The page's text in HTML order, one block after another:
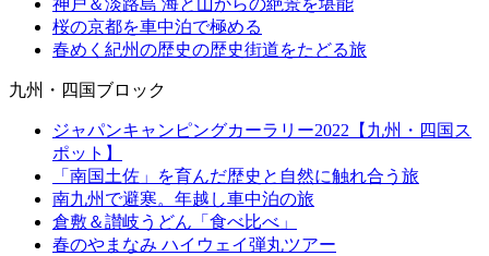
神戸＆淡路島 海と山からの絶景を堪能
桜の京都を車中泊で極める
春めく紀州の歴史の歴史街道をたどる旅
九州・四国ブロック
ジャパンキャンピングカーラリー2022【九州・四国ス
ポット】
「南国土佐」を育んだ歴史と自然に触れ合う旅
南九州で避寒。年越し車中泊の旅
倉敷＆讃岐うどん「食べ比べ」
春のやまなみ ハイウェイ弾丸ツアー